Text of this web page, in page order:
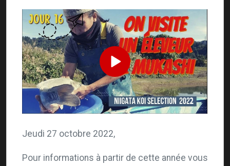
Jeudi 27 octobre 2022,
Pour informations à partir de cette année vous